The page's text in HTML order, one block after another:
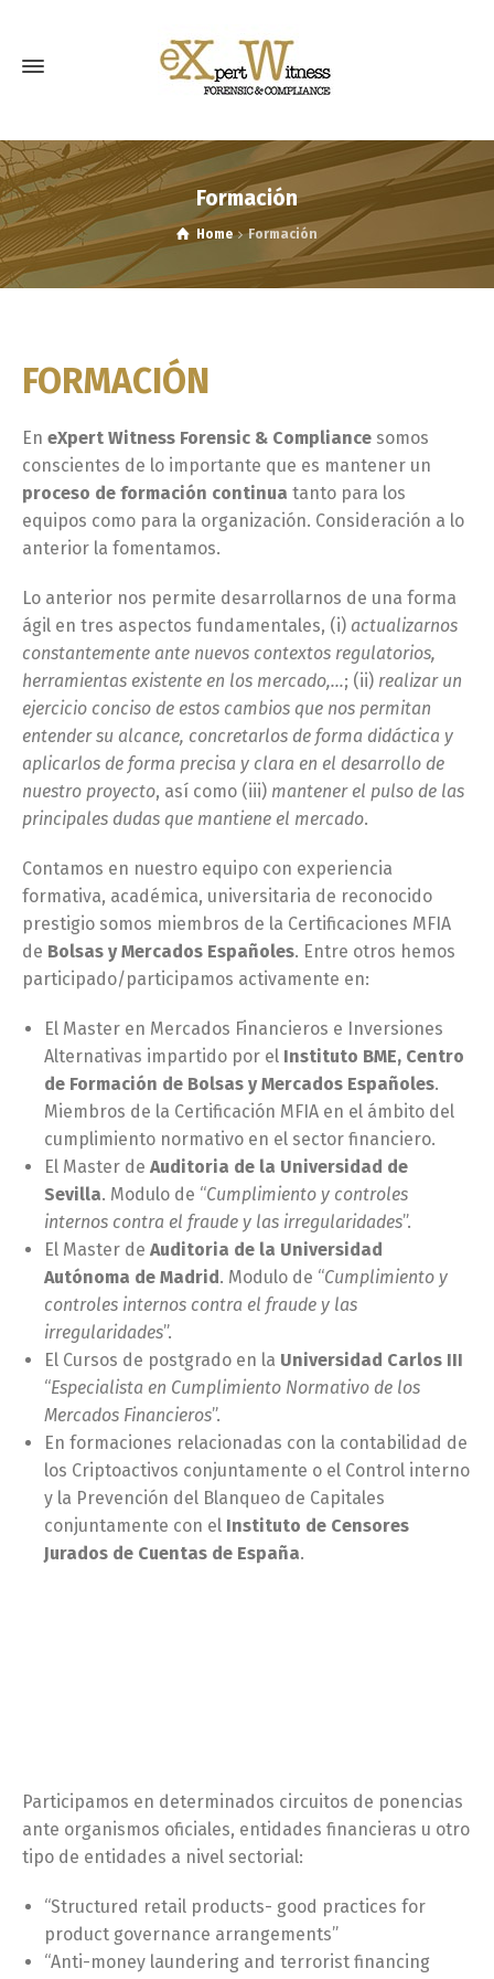
Formación
Home Formación
FORMACIÓN
En eXpert Witness Forensic & Compliance somos
conscientes de lo importante que es mantener un
proceso de formación continua tanto para los
equipos como para la organización. Consideración a lo
anterior la fomentamos.
Lo anterior nos permite desarrollarnos de una forma
ágil en tres aspectos fundamentales, (i) actualizarnos
constantemente ante nuevos contextos regulatorios,
herramientas existente en los mercado,…; (ii) realizar un
ejercicio conciso de estos cambios que nos permitan
entender su alcance, concretarlos de forma didáctica y
aplicarlos de forma precisa y clara en el desarrollo de
nuestro proyecto, así como (iii) mantener el pulso de las
principales dudas que mantiene el mercado.
Contamos en nuestro equipo con experiencia
formativa, académica, universitaria de reconocido
prestigio somos miembros de la Certificaciones MFIA
de Bolsas y Mercados Españoles. Entre otros hemos
participado/participamos activamente en:
El Master en Mercados Financieros e Inversiones
Alternativas impartido por el Instituto BME, Centro
de Formación de Bolsas y Mercados Españoles.
Miembros de la Certificación MFIA en el ámbito del
cumplimiento normativo en el sector financiero.
El Master de Auditoria de la Universidad de
Sevilla. Modulo de “Cumplimiento y controles
internos contra el fraude y las irregularidades”.
El Master de Auditoria de la Universidad
Autónoma de Madrid. Modulo de “Cumplimiento y
controles internos contra el fraude y las
irregularidades”.
El Cursos de postgrado en la Universidad Carlos III
“Especialista en Cumplimiento Normativo de los
Mercados Financieros”.
En formaciones relacionadas con la contabilidad de
los Criptoactivos conjuntamente o el Control interno
y la Prevención del Blanqueo de Capitales
conjuntamente con el Instituto de Censores
Jurados de Cuentas de España.
Participamos en determinados circuitos de ponencias
ante organismos oficiales, entidades financieras u otro
tipo de entidades a nivel sectorial:
“Structured retail products- good practices for
product governance arrangements”
“Anti-money laundering and terrorist financing